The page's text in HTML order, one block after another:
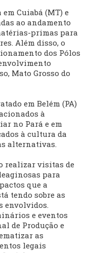
Cuiabá (MT) e
ao andamento
primas para
Além disso, o
dos Pólos
Mato Grosso do
em Belém (PA)
à
no Pará e em
à cultura da
alternativas.
realizar visitas de
para
que a
tendo sobre as
envolvidos.
e eventos
de Produção e
as
legais